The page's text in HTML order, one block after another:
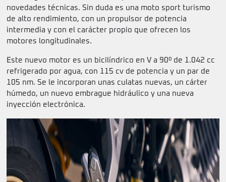
novedades técnicas. Sin duda es una moto sport turismo
de alto rendimiento, con un propulsor de potencia
intermedia y con el carácter propio que ofrecen los
motores longitudinales.
Este nuevo motor es un bicilíndrico en V a 90º de 1.042 cc
refrigerado por agua, con 115 cv de potencia y un par de
105 nm. Se le incorporan unas culatas nuevas, un cárter
húmedo, un nuevo embrague hidráulico y una nueva
inyección electrónica.